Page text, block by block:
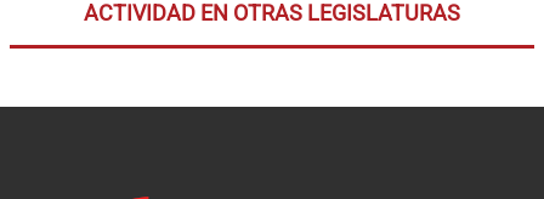
ACTIVIDAD EN OTRAS LEGISLATURAS